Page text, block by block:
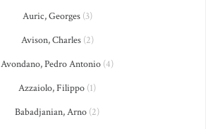
Auric, Georges(3)
Avison, Charles(2)
Avondano, Pedro Antonio (4)
Azzaiolo, Filippo (1)
Babadjanian, Arno (2)